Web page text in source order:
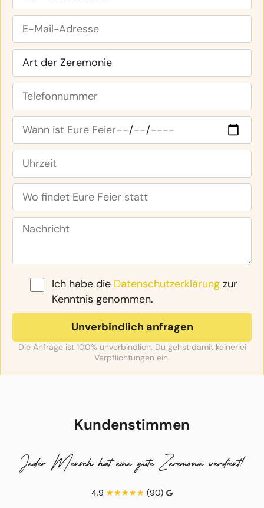
Ich habe die Datenschutzerklärung zur
Kenntnis genommen.
Die Anfrage ist 100% unverbindlich. Du gehst damit keinerlei
Verpflichtungen ein.
Kundenstimmen
Jeder Mensch hat eine gute Zeremonie verdient!
4,9 (90)